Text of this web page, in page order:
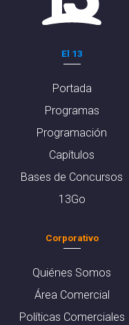
El 13
Portada
Programas
Programación
Capítulos
Bases de Concursos
13Go
Corporativo
Quiénes Somos
Área Comercial
Políticas Comerciales